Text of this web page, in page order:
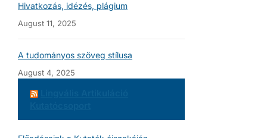
Hivatkozás, idézés, plágium
August 11, 2025
A tudományos szöveg stílusa
August 4, 2025